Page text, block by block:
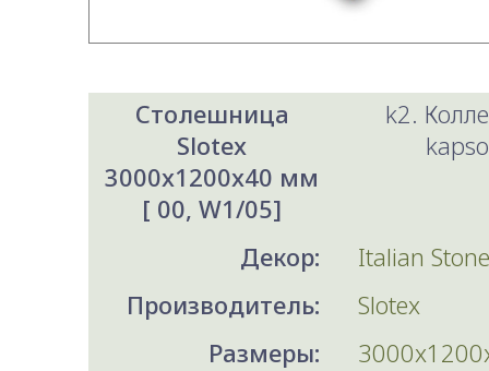
Столешница
Slotex
3000x1200x40 мм
[ 00, W1/05]
k2.
Декор:
Italian
Производитель:
Slotex
Размеры: